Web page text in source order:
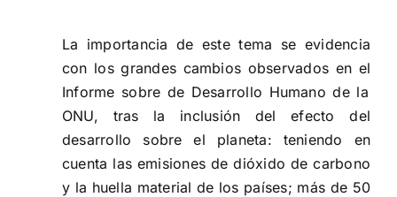
La importancia de este tema se evidencia
con los grandes cambios observados en el
Informe sobre de Desarrollo Humano de la
ONU, tras la inclusión del efecto del
desarrollo sobre el planeta: teniendo en
cuenta las emisiones de dióxido de carbono
y la huella material de los países; más de 50